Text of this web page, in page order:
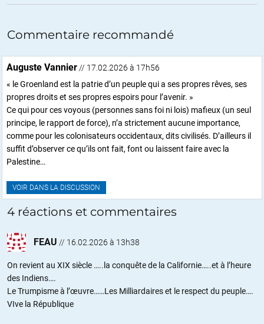
Commentaire recommandé
Auguste Vannier // 17.02.2026 à 17h56
« le Groenland est la patrie d’un peuple qui a ses propres rêves, ses
propres droits et ses propres espoirs pour l’avenir. »
Ce qui pour ces voyous (personnes sans foi ni lois) mafieux (un seul
principe, le rapport de force), n’a strictement aucune importance,
comme pour les colonisateurs occidentaux, dits civilisés. D’ailleurs il
suffit d’observer ce qu’ils ont fait, font ou laissent faire avec la
Palestine…
VOIR DANS LA DISCUSSION
4 réactions et commentaires
FEAU // 16.02.2026 à 13h38
On revient au XIX siècle …..la conquête de la Californie…..et à l’heure
des Indiens….
Le Trumpisme à l’œuvre……Les Milliardaires et le respect du peuple….
VIve la République